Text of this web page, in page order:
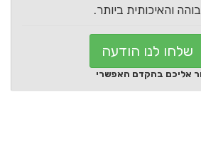
והאיכותית ביותר.
שלחו לנו הודעה
אליכם בהקדם האפשרי